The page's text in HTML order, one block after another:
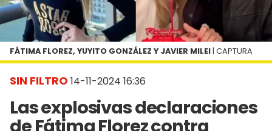
SIN FILTRO 14-11-2024 16:36
Las explosivas declaraciones
de Fátima Florez contra
FÁTIMA FLOREZ, YUYITO GONZÁLEZ Y JAVIER MILEI | CAPTURA